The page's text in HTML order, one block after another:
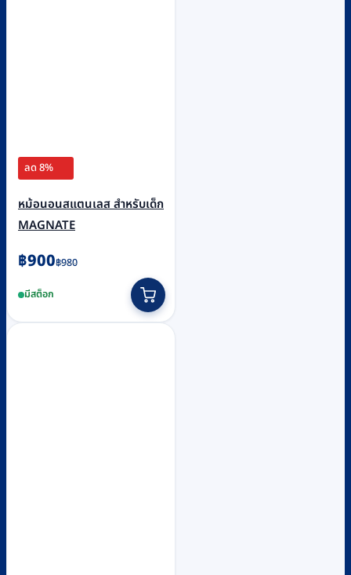
ลด 8%
หม้อนอนสแตนเลส สำหรับเด็ก
MAGNATE
฿980
Original
was:
฿980.
฿900
Current
is:
฿900.
มีสต็อก